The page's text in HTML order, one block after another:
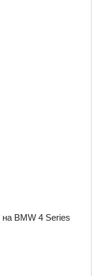
на BMW 4 Series